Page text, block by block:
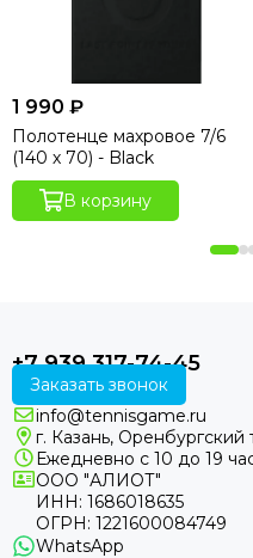
1 990 ₽
Полотенце махровое 7/6
(140 х 70) - Black
В корзину
+7 939 317-74-45
Заказать звонок
info@tennisgame.ru
г. Казань, Оренбургский
Ежедневно с 10 до 19
ООО "АЛИОТ"
ИНН: 1686018635
ОГРН: 1221600084749
WhatsApp